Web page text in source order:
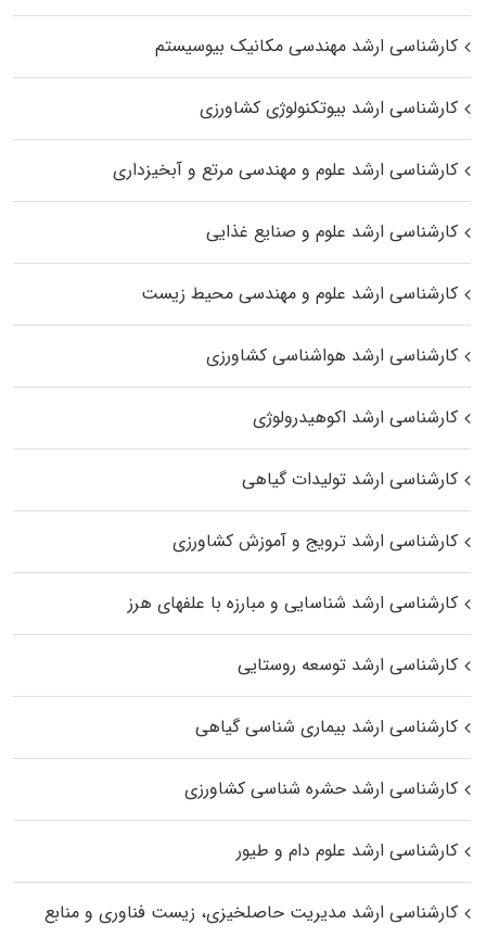
کارشناسی ارشد مهندسی مکانیک بیوسیستم
کارشناسی ارشد بیوتکنولوژی کشاورزی
کارشناسی ارشد علوم و مهندسی مرتع و آبخیزداری
کارشناسی ارشد علوم و صنایع غذایی
کارشناسی ارشد علوم و مهندسی محیط زیست
کارشناسی ارشد هواشناسی کشاورزی
کارشناسی ارشد اکوهیدرولوژی
کارشناسی ارشد تولیدات گیاهی
کارشناسی ارشد ترویج و آموزش کشاورزی
کارشناسی ارشد شناسایی و مبارزه با علفهای هرز
کارشناسی ارشد توسعه روستایی
کارشناسی ارشد بیماری‌ شناسی گیاهی
کارشناسی ارشد حشره‌ شناسی کشاورزی
کارشناسی ارشد علوم دام و طیور
کارشناسی ارشد مدیریت حاصلخیزی، زیست فناوری و منابع